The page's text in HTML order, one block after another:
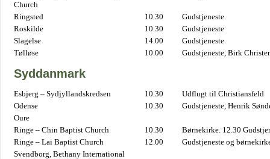
Church
Ringsted 10.30
Gudstjeneste
Roskilde
10.30
Gudstjeneste
Slagelse
14.00
Gudstjeneste
Tølløse
10.00 Gudstjeneste, Birk
Syddanmark
Esbjerg – Sydjyllandskredsen 10.30
Udflugt til Christiansfeld
Odense
10.30
Gudstjeneste, Henrik
Oure
Ringe – Chin Baptist Church
10.30
Børnekirke. 12.30
Ringe – Lai Baptist Church
12.00
Gudstjeneste og
Svendborg, Bethany International